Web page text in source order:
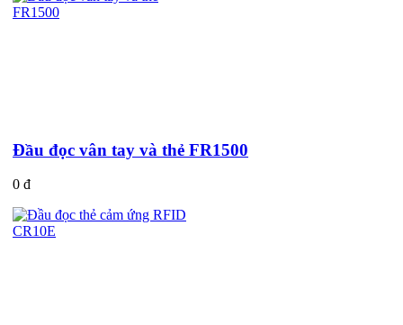
Đầu đọc vân tay và thẻ FR1500
0 đ